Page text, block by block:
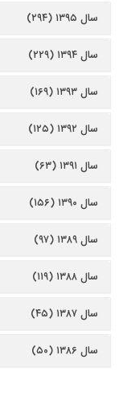
سال ۱۳۹۵ (۲۹۴)
سال ۱۳۹۴ (۲۲۹)
سال ۱۳۹۳ (۱۶۹)
سال ۱۳۹۲ (۱۲۵)
سال ۱۳۹۱ (۶۳)
سال ۱۳۹۰ (۱۵۶)
سال ۱۳۸۹ (۹۷)
سال ۱۳۸۸ (۱۱۹)
سال ۱۳۸۷ (۴۵)
سال ۱۳۸۶ (۵۰)